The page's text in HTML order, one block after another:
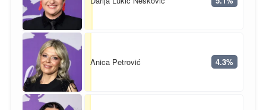
Anica Petrović 4.3%